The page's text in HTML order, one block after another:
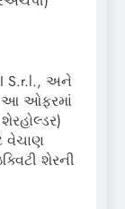
S.r.l., અને
આ ઓફરમાં
વેચાણ
શેરની